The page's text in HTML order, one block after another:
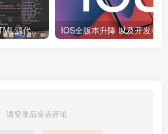
微信聊天记录修改HTML源代码分享
请登录后发表评论